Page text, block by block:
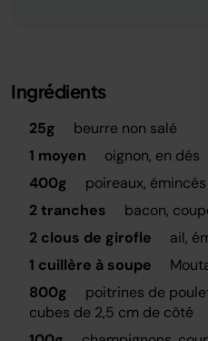
Ingrédients
25g
beurre non salé
1 moyen
oignon, en dés
400g
poireaux, émincés
2 tranches
bacon,
2 clous de girofle
ail,
1 cuillère à soupe
800g
poitrines de
cubes de 2,5 cm de côté